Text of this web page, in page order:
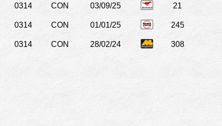
0314 CON 03/09/25 21
0314 CON 01/01/25 245
0314 CON 28/02/24 308